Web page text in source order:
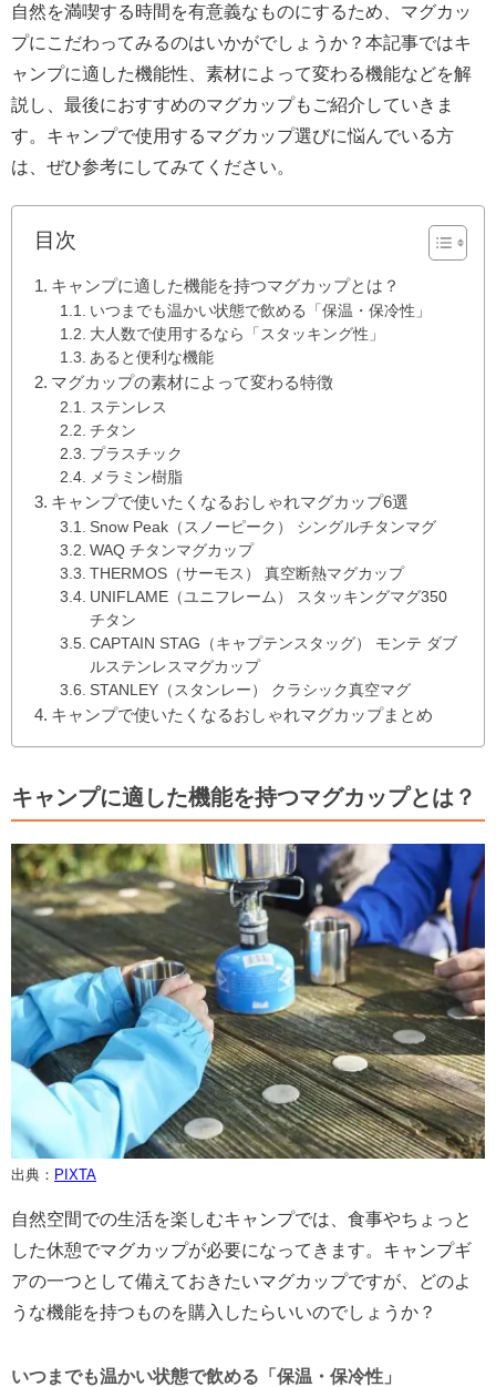
自然を満喫する時間を有意義なものにするため、マグカッ
プにこだわってみるのはいかがでしょうか？本記事ではキ
ャンプに適した機能性、素材によって変わる機能などを解
説し、最後におすすめのマグカップもご紹介していきま
す。キャンプで使用するマグカップ選びに悩んでいる方
は、ぜひ参考にしてみてください。
目次
キャンプに適した機能を持つマグカップとは？
いつまでも温かい状態で飲める「保温・保冷性」
大人数で使用するなら「スタッキング性」
あると便利な機能
マグカップの素材によって変わる特徴
ステンレス
チタン
プラスチック
メラミン樹脂
キャンプで使いたくなるおしゃれマグカップ6選
Snow Peak（スノーピーク） シングルチタンマグ
WAQ チタンマグカップ
THERMOS（サーモス） 真空断熱マグカップ
UNIFLAME（ユニフレーム） スタッキングマグ350
チタン
CAPTAIN STAG（キャプテンスタッグ） モンテ ダブ
ルステンレスマグカップ
STANLEY（スタンレー） クラシック真空マグ
キャンプで使いたくなるおしゃれマグカップまとめ
キャンプに適した機能を持つマグカップとは？
出典： PIXTA
自然空間での生活を楽しむキャンプでは、食事やちょっと
した休憩でマグカップが必要になってきます。キャンプギ
アの一つとして備えておきたいマグカップですが、どのよ
うな機能を持つものを購入したらいいのでしょうか？
いつまでも温かい状態で飲める「保温・保冷性」